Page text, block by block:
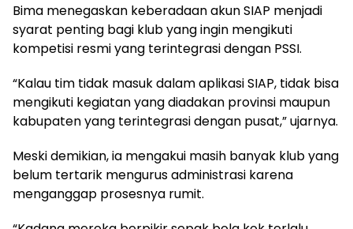
Bima menegaskan keberadaan akun SIAP menjadi
syarat penting bagi klub yang ingin mengikuti
kompetisi resmi yang terintegrasi dengan PSSI.
“Kalau tim tidak masuk dalam aplikasi SIAP, tidak bisa
mengikuti kegiatan yang diadakan provinsi maupun
kabupaten yang terintegrasi dengan pusat,” ujarnya.
Meski demikian, ia mengakui masih banyak klub yang
belum tertarik mengurus administrasi karena
menganggap prosesnya rumit.